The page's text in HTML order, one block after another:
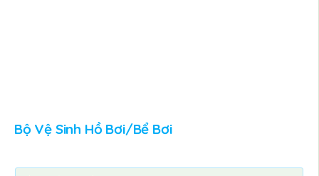
Bộ Vệ Sinh Hồ Bơi/Bể Bơi